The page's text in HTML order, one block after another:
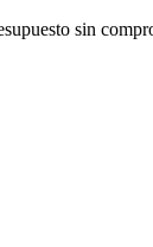
sin